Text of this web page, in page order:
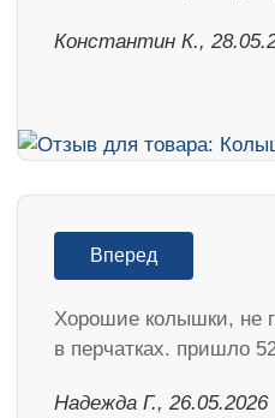
Константин К.,
Вперед
Хорошие колышки, не
в перчатках. пришло
Надежда Г., 26.05.2026